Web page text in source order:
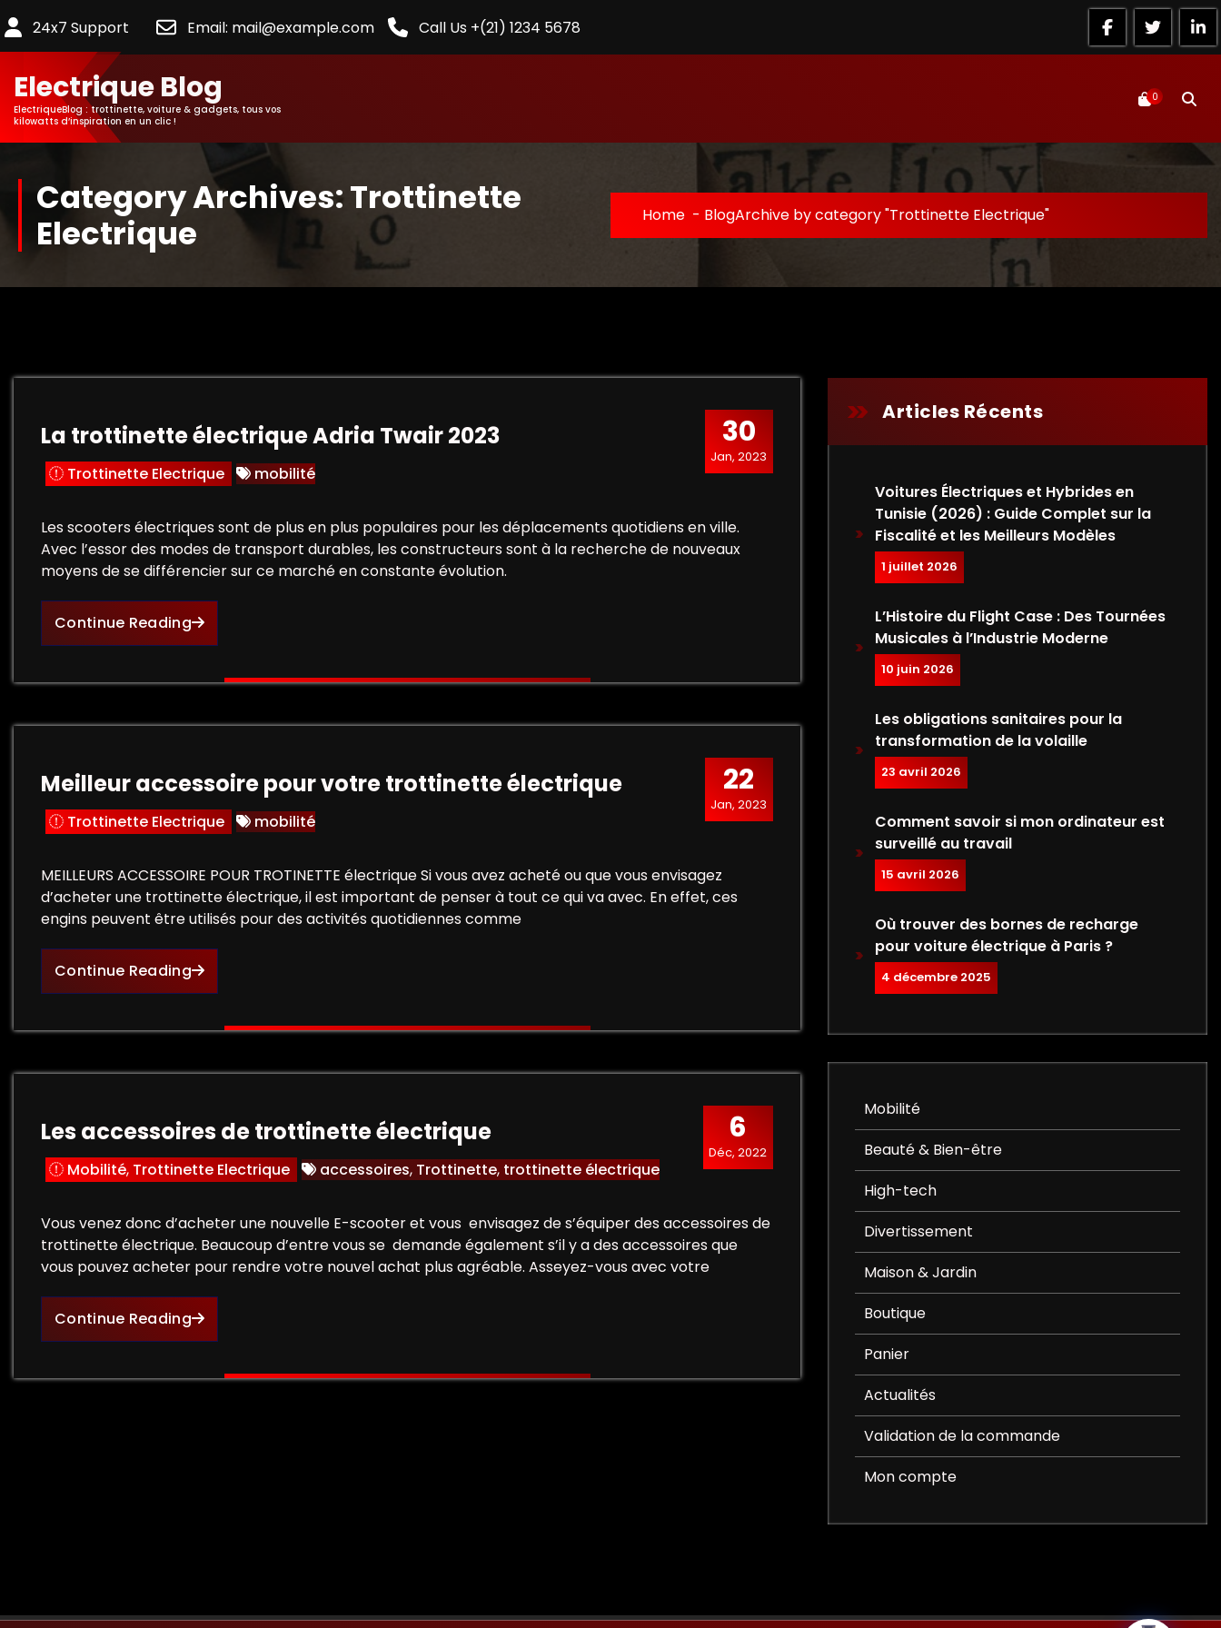
24x7 Support Email: mail@example.com Call Us +(21) 1234 5678
Electrique Blog
ElectriqueBlog : trottinette, voiture & gadgets, tous vos
kilowatts d’inspiration en un clic !
0
Category Archives: Trottinette
Electrique
Home - BlogArchive by category "Trottinette Electrique"
30
Jan, 2023
La trottinette électrique Adria Twair 2023
Trottinette Electrique mobilité
Les scooters électriques sont de plus en plus populaires pour les déplacements quotidiens en ville.
Avec l’essor des modes de transport durables, les constructeurs sont à la recherche de nouveaux
moyens de se différencier sur ce marché en constante évolution.
Continue Reading
22
Jan, 2023
Meilleur accessoire pour votre trottinette électrique
Trottinette Electrique mobilité
MEILLEURS ACCESSOIRE POUR TROTINETTE électrique Si vous avez acheté ou que vous envisagez
d’acheter une trottinette électrique, il est important de penser à tout ce qui va avec. En effet, ces
engins peuvent être utilisés pour des activités quotidiennes comme
Continue Reading
6
Déc, 2022
Les accessoires de trottinette électrique
Mobilité, Trottinette Electrique accessoires, Trottinette, trottinette électrique
Vous venez donc d’acheter une nouvelle E-scooter et vous envisagez de s’équiper des accessoires de
trottinette électrique. Beaucoup d’entre vous se demande également s’il y a des accessoires que
vous pouvez acheter pour rendre votre nouvel achat plus agréable. Asseyez-vous avec votre
Continue Reading
Articles Récents
Voitures Électriques et Hybrides en
Tunisie (2026) : Guide Complet sur la
Fiscalité et les Meilleurs Modèles
1 juillet 2026
L’Histoire du Flight Case : Des Tournées
Musicales à l’Industrie Moderne
10 juin 2026
Les obligations sanitaires pour la
transformation de la volaille
23 avril 2026
Comment savoir si mon ordinateur est
surveillé au travail
15 avril 2026
Où trouver des bornes de recharge
pour voiture électrique à Paris ?
4 décembre 2025
Mobilité
Beauté & Bien-être
High-tech
Divertissement
Maison & Jardin
Boutique
Panier
Actualités
Validation de la commande
Mon compte